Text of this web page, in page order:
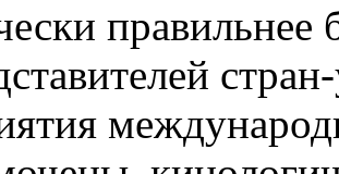
правильнее